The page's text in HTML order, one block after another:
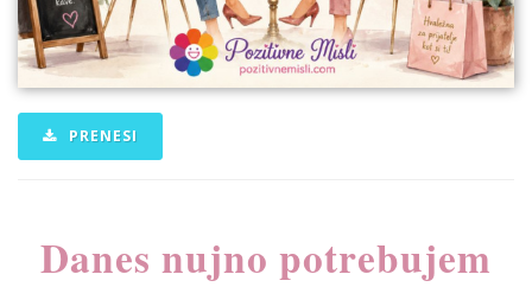
PRENESI
Danes nujno potrebujem